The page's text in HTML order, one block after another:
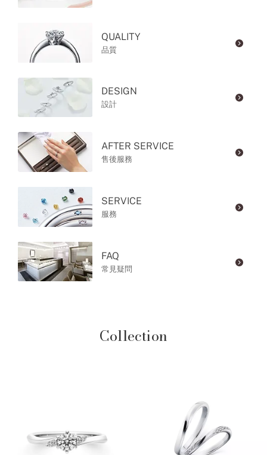
QUALITY
品質
DESIGN
設計
AFTER SERVICE
售後服務
SERVICE
服務
FAQ
常見疑問
Collection